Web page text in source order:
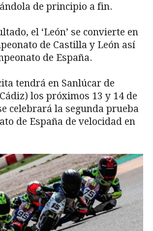
de principio a fin.
el ‘León’ se convierte en
de Castilla y León así
de España.
tendrá en Sanlúcar de
los próximos 13 y 14 de
celebrará la segunda prueba
de España de velocidad en